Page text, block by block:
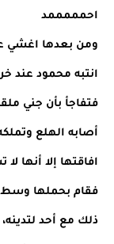
احمممممد
ومن بعدها اغشي
انتبه محمود عند
فتفاجأ بأن جني
أصابه الهلع
افاقتها إلا أنها
فقام بحملها وسط
ذلك مع أحد لتدينه،